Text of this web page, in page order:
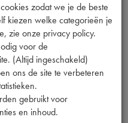
Info Bestel
HY/ID
DS121-13
zodat we je de beste
kiezen welke categorieën je
zie onze privacy policy.
voor de
(Altijd ingeschakeld)
ons de site te verbeteren
gebruikt voor
en inhoud.